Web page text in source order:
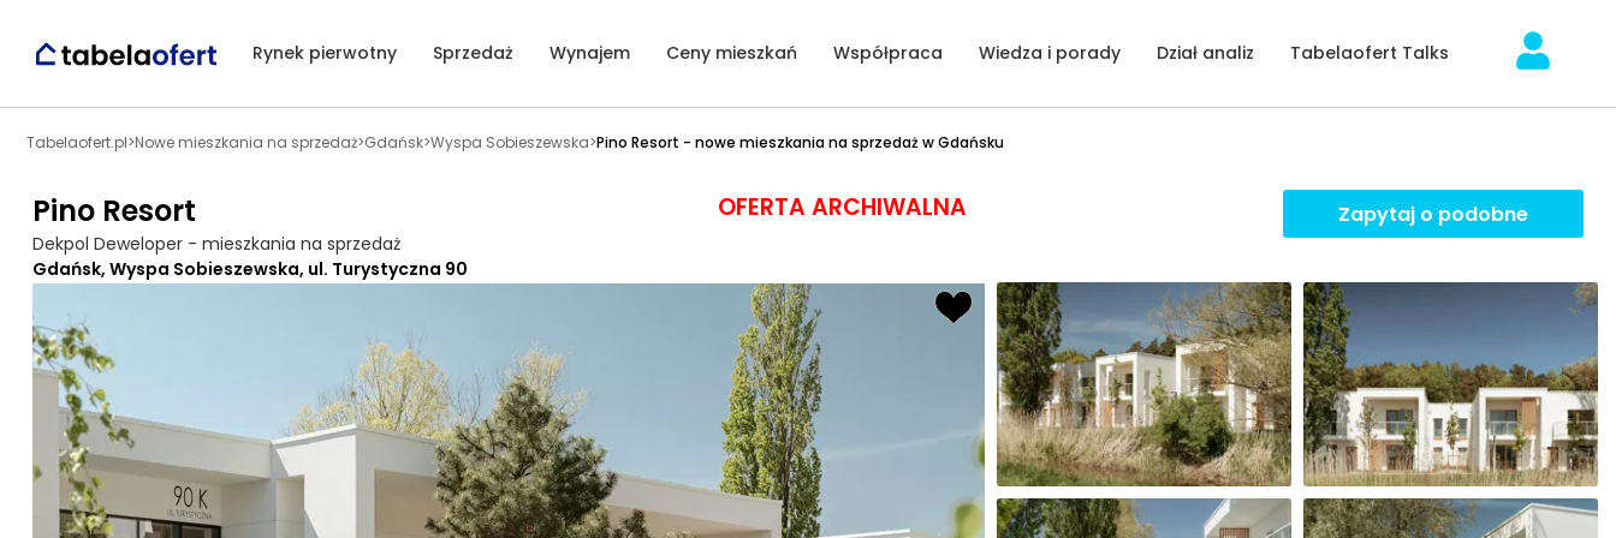
Rynek pierwotny Sprzedaż Wynajem Ceny mieszkań Współpraca Wiedza i porady Dział analiz Tabelaofert Talks
Tabelaofert.pl>Nowe mieszkania na sprzedaż>Gdańsk>Wyspa Sobieszewska>Pino Resort - nowe mieszkania na sprzedaż w Gdańsku
Pino Resort
Dekpol Deweloper - mieszkania na sprzedaż
OFERTA ARCHIWALNA Zapytaj o podobne
Gdańsk, Wyspa Sobieszewska, ul. Turystyczna 90